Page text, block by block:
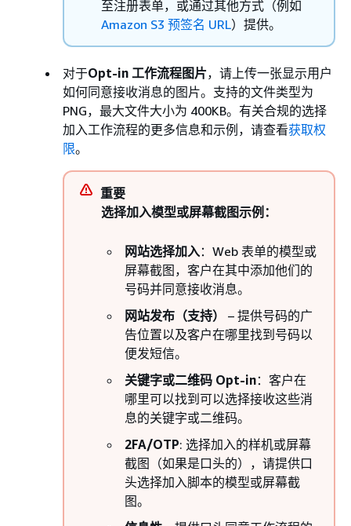
至注册表单，或通过其他方式（例如
Amazon S3 预签名 URL）提供。
对于Opt-in 工作流程图片，请上传一张显示用户
如何同意接收消息的图片。支持的文件类型为
PNG，最大文件大小为 400KB。有关合规的选择
加入工作流程的更多信息和示例，请查看获取权
限。
重要
选择加入模型或屏幕截图示例：
网站选择加入：Web 表单的模型或
屏幕截图，客户在其中添加他们的
号码并同意接收消息。
网站发布（支持）
– 提供号码的广
告位置以及客户在哪里找到号码以
便发短信。
关键字或二维码 Opt-in：客户在
哪里可以找到可以选择接收这些消
息的关键字或二维码。
2FA/OTP: 选择加入的样机或屏幕
截图（如果是口头的），请提供口
头选择加入脚本的模型或屏幕截
图。